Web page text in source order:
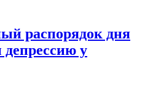
распорядок дня
депрессию у